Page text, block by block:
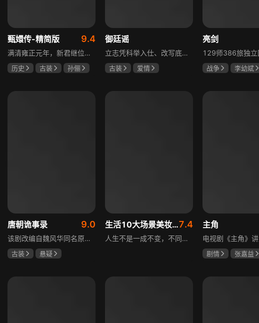
甄嬛传-精简版 9.4
满清雍正元年，新君继位后朝堂看似祥和实则暗流涌动，后宫华妃与皇后分庭抗礼，各方势力裹挟其中凶险异常，太后主持选秀拉开帷幕，大理寺少卿甄远道长女甄嬛意外得雍正赏识步入皇宫，在皇后与华妃的夹击下，甄嬛小心周旋忍辱负重，不得不用智慧保护自己，一次次卷入残酷宫闱斗争。
历史 古装
孙俪
御廷谣
立志凭科举入仕、改写底层命运的孤女孟廷辉因意外结识微服私访的少年新帝英寡，二人联手铲除沙州官匪，英寡赏识其胆识智谋，暗中助力她赴京赶考。孟廷辉入京后遭科举舞弊构陷，凭智勇自证清白，被英寡破格任命为察闻院主事，清查虎啸帮、晚香阁等黑恶势力，逐步牵出血月会复国阴谋与朝堂权斗。二人从君臣知己渐生情愫，历经身世谜团、朝堂阻力与边境战乱，最终平定叛乱、整肃朝纲，携手共护江山万民。
古装
爱情
亮剑
战争
李幼斌
唐朝诡事录 9.0
该剧改编自魏风华同名原著，讲述繁华大唐盛世下发生的一系列奇闻异事。长安金吾卫中郎将卢凌风与狄公亲传弟子苏无名携手，共破《长安红茶》《石桥图》等九个诡异案件，从新娘失踪案到宫廷秘闻，从朝堂到乡间，他们在破案过程中相互了解，逐渐成长，共同守护苍生，担负起挽救社稷于危急的使命。
古装
悬疑
生活10大场景美妆秘籍7.4
人生不是一成不变，不同的场合不同的角色，适宜的妆容造型往往能帮助人们建立自信、破冰社交，开启一个良好开端，做到事半功倍。姜月辉老师亲自打造的《10大生活场景角色妆容课程》，将针对不同的生活场景和角色需求，教授相应的妆容造型技巧，让学员轻松驾驭每个人生角色，打造出适合自己的妆容，提升个人形象和气质。
主角
剧情
张嘉益